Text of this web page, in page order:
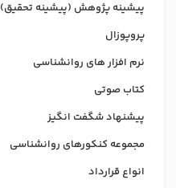
پیشینه پژوهش (پیشینه تحقیق)
پروپوزال
نرم افزار های روانشناسی
کتاب صوتی
پیشنهاد شگفت انگیز
مجموعه کنکورهای روانشناسی
انواع قرارداد